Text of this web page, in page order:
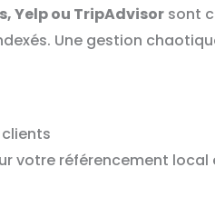
Yelp ou TripAdvisorsont
Une gestion
votre référencement